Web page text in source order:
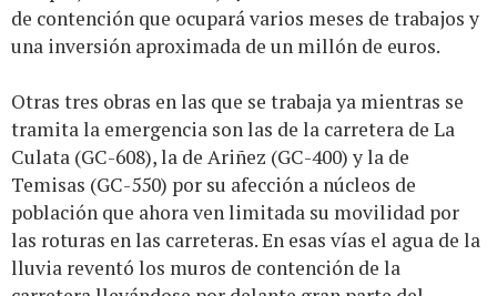
de contención que ocupará varios meses de trabajos y
una inversión aproximada de un millón de euros.
Otras tres obras en las que se trabaja ya mientras se
tramita la emergencia son las de la carretera de La
Culata (GC-608), la de Ariñez (GC-400) y la de
Temisas (GC-550) por su afección a núcleos de
población que ahora ven limitada su movilidad por
las roturas en las carreteras. En esas vías el agua de la
lluvia reventó los muros de contención de la